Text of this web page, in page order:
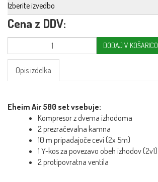
Izberite izvedbo
Cena z DDV:
DODAJ V KOŠARICO
Opis izdelka
Eheim Air 500 set vsebuje:
Kompresor z dvema izhodoma
2 prezračevalna kamna
10 m pripadajoče cevi (2x 5m)
1 Y-kos za povezavo obeh izhodov (2v1)
2 protipovratna ventila